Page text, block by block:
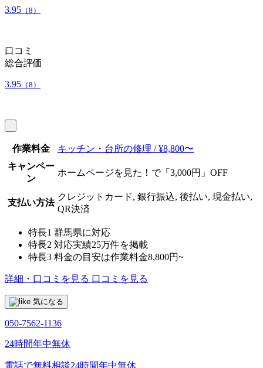
3.95 （8）
口コミ
総合評価
3.95 （8）
作業料金
キッチン・台所の修理 / ¥8,800〜
キャンペー
ン
ホームページを見た！で「3,000円」OFF
支払い方法
クレジットカード, 銀行振込, 後払い, 現金払い,
QR決済
特長1 群馬県に対応
特長2 対応実績25万件を掲載
特長3 料金の目安は作業料金8,800円~
詳細・口コミを見る 口コミを見る
気になる
050-7562-1136
24時間年中無休
電話で無料相談24時間年中無休